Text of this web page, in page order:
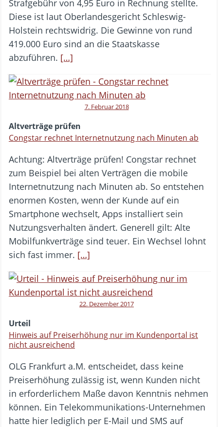
Strafgebühr von 4,95 Euro in Rechnung stellte.
Diese ist laut Oberlandesgericht Schleswig-
Holstein rechtswidrig. Die Gewinne von rund
419.000 Euro sind an die Staatskasse
abzuführen. […]
7. Februar 2018
Altverträge prüfen
Congstar rechnet Internetnutzung nach Minuten ab
Achtung: Altverträge prüfen! Congstar rechnet
zum Beispiel bei alten Verträgen die mobile
Internetnutzung nach Minuten ab. So entstehen
enormen Kosten, wenn der Kunde auf ein
Smartphone wechselt, Apps installiert sein
Nutzungsverhalten ändert. Generell gilt: Alte
Mobilfunkverträge sind teuer. Ein Wechsel lohnt
sich fast immer. […]
22. Dezember 2017
Urteil
Hinweis auf Preiserhöhung nur im Kundenportal ist
nicht ausreichend
OLG Frankfurt a.M. entscheidet, dass keine
Preiserhöhung zulässig ist, wenn Kunden nicht
in erforderlichem Maße davon Kenntnis nehmen
können. Ein Telekommunikations-Unternehmen
hatte hier lediglich per E-Mail und SMS auf